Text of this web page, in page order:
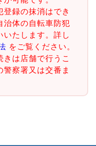
録の抹消はでき
治体の自転車防犯
いたします。詳し
をご覧ください。
は店舗で行うこ
察署又は交番ま